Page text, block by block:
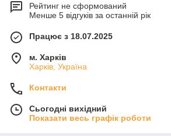
Рейтинг не сформований
Менше 5 відгуків за останній рік
Працює з 18.07.2025
м. Харків
Харків, Україна
Контакти
Сьогодні вихідний
Показати весь графік роботи